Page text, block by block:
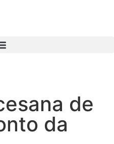
de
da